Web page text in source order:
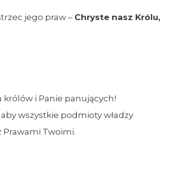
jego praw – Chryste nasz Królu,
królów i Panie panujących!
wszystkie podmioty władzy
Prawami Twoimi.